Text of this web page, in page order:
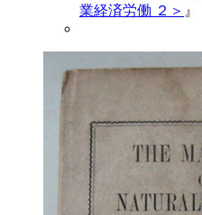
業経済労働 ２＞ 』